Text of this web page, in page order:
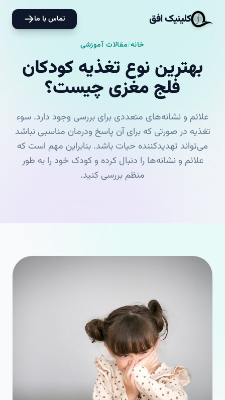
کلینیک افق تماس با ما
خانه/مقالات آموزشی
بهترین نوع تغذیه کودکان
فلج مغزی چیست؟
علائم و نشانه‌های متعددی برای بررسی وجود دارد. سوء
تغذیه در صورتی که برای آن پاسخ ودرمان مناسبی نباشد
می‌تواند تهدیدکننده حیات باشد. بنابراین مهم است که
علائم و نشانه‌ها را دنبال کرده و کودک خود را به طور
منظم بررسی کنید.